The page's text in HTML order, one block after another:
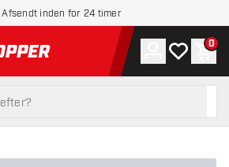
Afsendt inden for 24 timer
til forsiden
Konto
Min 0